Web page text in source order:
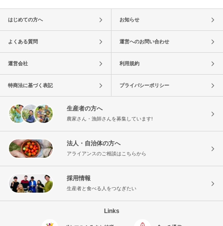
はじめての方へ お知らせ
よくある質問 運営へのお問い合わせ
運営会社 利用規約
特商法に基づく表記 プライバシーポリシー
生産者の方へ
農家さん・漁師さんを募集しています!
法人・自治体の方へ
アライアンスのご相談はこちらから
採用情報
生産者と食べる人をつなぎたい
Links